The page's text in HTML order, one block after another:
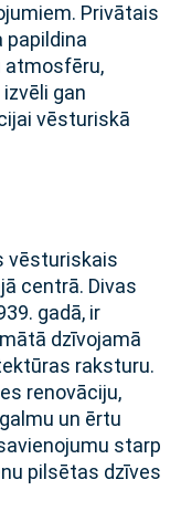
Privātais
papildina
atmosfēru,
gan
vēsturiskā
vēsturiskais
centrā. Divas
gadā, ir
dzīvojamā
raksturu.
renovāciju,
un ērtu
starp
pilsētas dzīves